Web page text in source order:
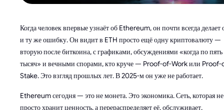
Когда человек впервые узнаёт об Ethereum, он почти всегда делает
и ту же ошибку. Он видит в ETH просто ещё одну криптовалюту —
вторую после биткоина, с графиками, обсуждениями «когда по пять
тысяч» и вечными спорами, кто круче — Proof-of-Work или
Stake. Это взгляд прошлых лет. В 2025-м он уже не работает.
Ethereum сегодня — это не монета. Это экономика. Сеть, которая не
просто хранит ценность, а перераспределяет её, обслуживает,